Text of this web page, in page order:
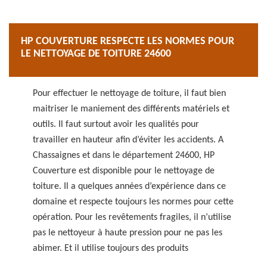
HP COUVERTURE RESPECTE LES NORMES POUR
LE NETTOYAGE DE TOITURE 24600
Pour effectuer le nettoyage de toiture, il faut bien
maitriser le maniement des différents matériels et
outils. Il faut surtout avoir les qualités pour
travailler en hauteur afin d’éviter les accidents. A
Chassaignes et dans le département 24600, HP
Couverture est disponible pour le nettoyage de
toiture. Il a quelques années d’expérience dans ce
domaine et respecte toujours les normes pour cette
opération. Pour les revêtements fragiles, il n’utilise
pas le nettoyeur à haute pression pour ne pas les
abimer. Et il utilise toujours des produits